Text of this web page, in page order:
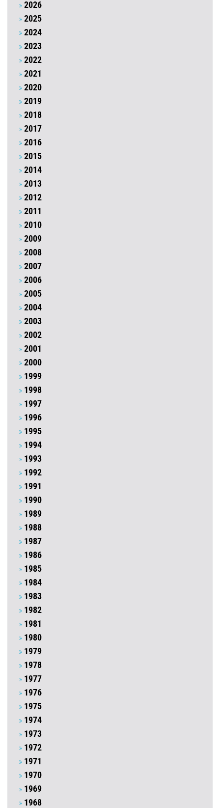
2026
2025
2024
2023
2022
2021
2020
2019
2018
2017
2016
2015
2014
2013
2012
2011
2010
2009
2008
2007
2006
2005
2004
2003
2002
2001
2000
1999
1998
1997
1996
1995
1994
1993
1992
1991
1990
1989
1988
1987
1986
1985
1984
1983
1982
1981
1980
1979
1978
1977
1976
1975
1974
1973
1972
1971
1970
1969
1968